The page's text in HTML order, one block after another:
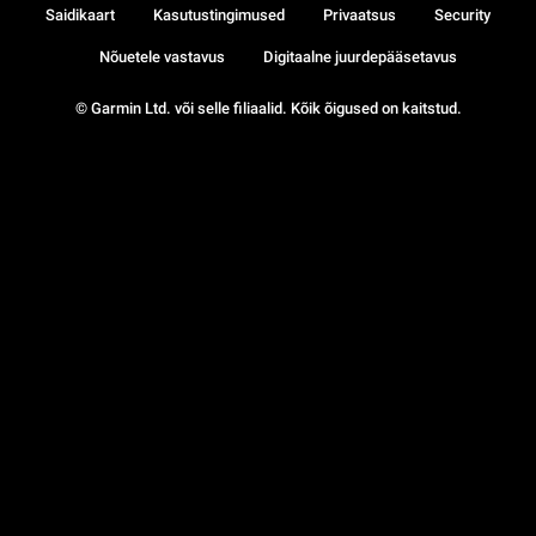
© Garmin Ltd. või selle filiaalid. Kõik õigused on kaitstud.
Saidikaart Kasutustingimused Privaatsus Security
Nõuetele vastavus Digitaalne juurdepääsetavus